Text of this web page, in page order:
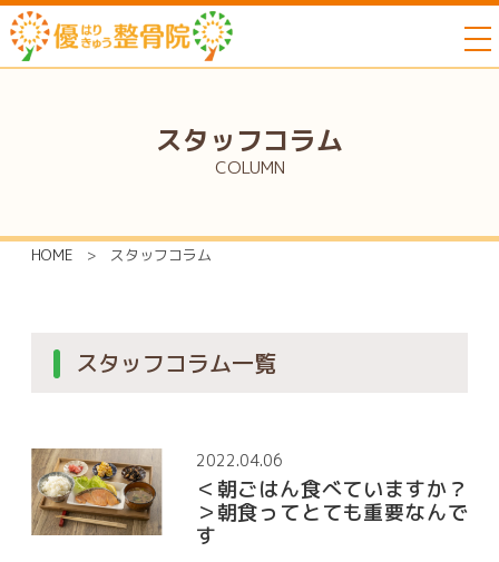
スタッフコラム
COLUMN
HOME > スタッフコラム
スタッフコラム一覧
2022.04.06
＜朝ごはん食べていますか？
＞朝食ってとても重要なんで
す